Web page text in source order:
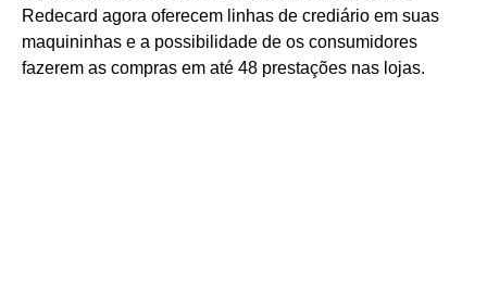
Redecard agora oferecem linhas de crediário em suas
maquininhas e a possibilidade de os consumidores
fazerem as compras em até 48 prestações nas lojas.